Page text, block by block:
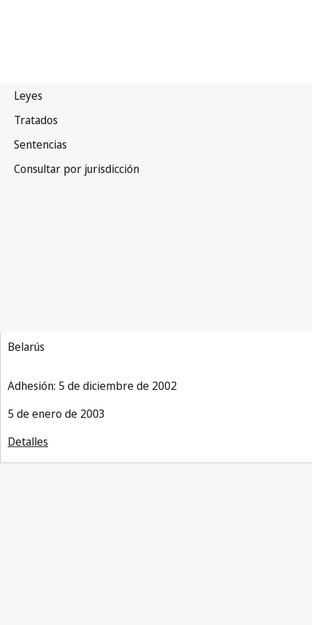
Belarús
Adhesión: 5 de diciembre de 2002
5 de enero de 2003
Detalles